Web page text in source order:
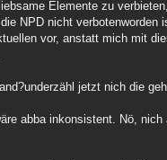
Elemente zu
NPD nicht
vor, anstatt mich mit
jetzt nich die
abba inkonsistent. Nö,